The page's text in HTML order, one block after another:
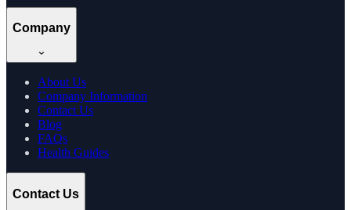
Company
About Us
Company Information
Contact Us
Blog
FAQs
Health Guides
Contact Us